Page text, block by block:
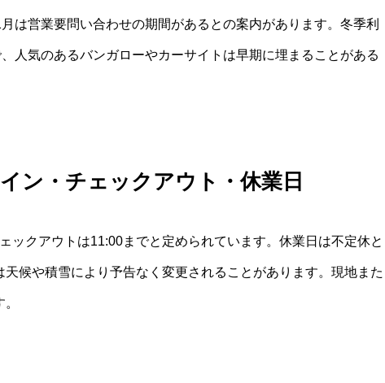
は営業要問い合わせの期間があるとの案内があります。冬季利
人気のあるバンガローやカーサイトは早期に埋まることがある
ン・チェックアウト・休業日
ックアウトは11:00までと定められています。休業日は不定休と
候や積雪により予告なく変更されることがあります。現地また